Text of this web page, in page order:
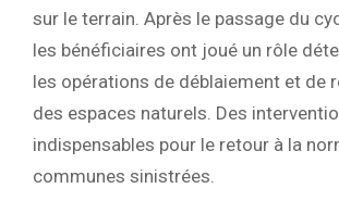
sur le terrain. Après le passage du
les bénéficiaires ont joué un rôle
les opérations de déblaiement et de
des espaces naturels. Des
indispensables pour le retour à la
communes sinistrées.